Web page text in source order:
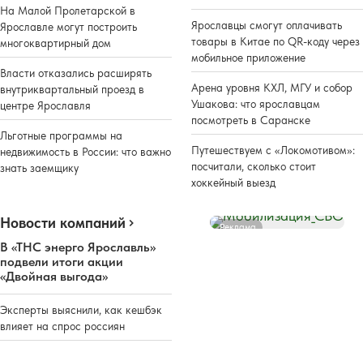
На Малой Пролетарской в
Ярославле могут построить
многоквартирный дом
Власти отказались расширять
внутриквартальный проезд в
центре Ярославля
Льготные программы на
недвижимость в России: что важно
знать заемщику
Ярославцы смогут оплачивать
товары в Китае по QR-коду через
мобильное приложение
Арена уровня КХЛ, МГУ и собор
Ушакова: что ярославцам
посмотреть в Саранске
Путешествуем с «Локомотивом»:
посчитали, сколько стоит
хоккейный выезд
Новости компаний
В «ТНС энерго Ярославль»
подвели итоги акции
«Двойная выгода»
Эксперты выяснили, как кешбэк
влияет на спрос россиян
Реклама